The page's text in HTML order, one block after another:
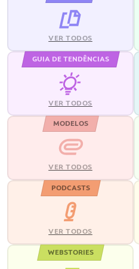
VER TODOS
GUIA DE TENDÊNCIAS
VER TODOS
MODELOS
VER TODOS
PODCASTS
VER TODOS
WEBSTORIES